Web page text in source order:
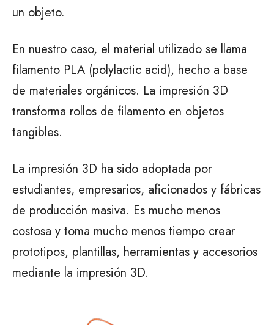
un objeto.
En nuestro caso, el material utilizado se llama
filamento PLA (polylactic acid), hecho a base
de materiales orgánicos. La impresión 3D
transforma rollos de filamento en objetos
tangibles.
La impresión 3D ha sido adoptada por
estudiantes, empresarios, aficionados y fábricas
de producción masiva. Es mucho menos
costosa y toma mucho menos tiempo crear
prototipos, plantillas, herramientas y accesorios
mediante la impresión 3D.